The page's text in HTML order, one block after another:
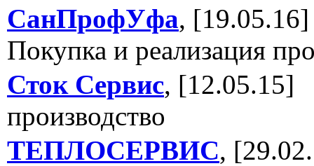
СанПрофУфа, [19.05.16]
Покупка и реализация
Сток Сервис, [12.05.15]
производство
ТЕПЛОСЕРВИС,